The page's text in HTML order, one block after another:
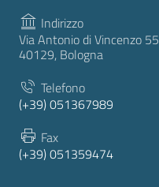
Indirizzo
Via Antonio di Vincenzo 55
40129, Bologna
Telefono
(+39) 051367989
Fax
(+39) 051359474